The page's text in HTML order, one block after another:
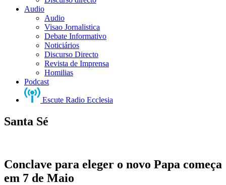
Audio
Audio
Visao Jornalistica
Debate Informativo
Noticiários
Discurso Directo
Revista de Imprensa
Homilias
Podcast
Escute Radio Ecclesia
Santa Sé
Conclave para eleger o novo Papa começa
em 7 de Maio